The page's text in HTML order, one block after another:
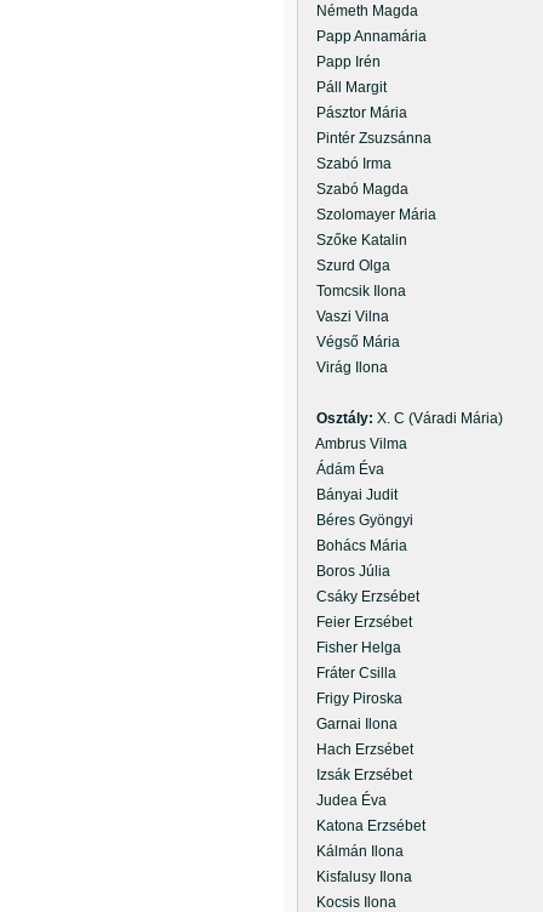
Németh Magda
Papp Annamária
Papp Irén
Páll Margit
Pásztor Mária
Pintér Zsuzsánna
Szabó Irma
Szabó Magda
Szolomayer Mária
Szőke Katalin
Szurd Olga
Tomcsik Ilona
Vaszi Vilna
Végső Mária
Virág Ilona
Osztály: X. C (Váradi Mária)
Ambrus Vilma
Ádám Éva
Bányai Judit
Béres Gyöngyi
Bohács Mária
Boros Júlia
Csáky Erzsébet
Feier Erzsébet
Fisher Helga
Fráter Csilla
Frigy Piroska
Garnai Ilona
Hach Erzsébet
Izsák Erzsébet
Judea Éva
Katona Erzsébet
Kálmán Ilona
Kisfalusy Ilona
Kocsis Ilona